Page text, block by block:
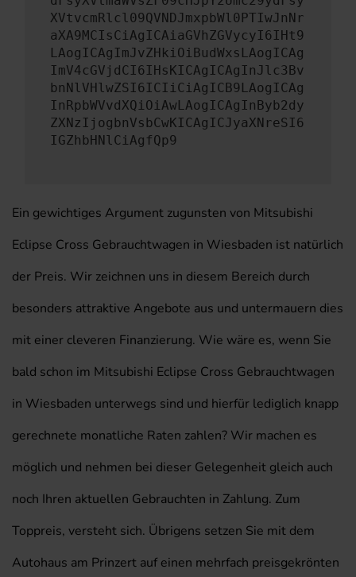
XVtvcmRlcl09QVNDJmxpbWl0PTIwJnNr
aXA9MCIsCiAgICAiaGVhZGVycyI6IHt9
LAogICAgImJvZHkiOiBudWxsLAogICAg
ImV4cGVjdCI6IHsKICAgICAgInJlc3Bv
bnNlVHlwZSI6ICIiCiAgICB9LAogICAg
InRpbWVvdXQiOiAwLAogICAgInByb2dy
ZXNzIjogbnVsbCwKICAgICJyaXNreSI6
IGZhbHNlCiAgfQp9
Ein gewichtiges Argument zugunsten von Mitsubishi
Eclipse Cross Gebrauchtwagen in Wiesbaden ist natürlich
der Preis. Wir zeichnen uns in diesem Bereich durch
besonders attraktive Angebote aus und untermauern dies
mit einer cleveren Finanzierung. Wie wäre es, wenn Sie
bald schon im Mitsubishi Eclipse Cross Gebrauchtwagen
in Wiesbaden unterwegs sind und hierfür lediglich knapp
gerechnete monatliche Raten zahlen? Wir machen es
möglich und nehmen bei dieser Gelegenheit gleich auch
noch Ihren aktuellen Gebrauchten in Zahlung. Zum
Toppreis, versteht sich. Übrigens setzen Sie mit dem
Autohaus am Prinzert auf einen mehrfach preisgekrönten